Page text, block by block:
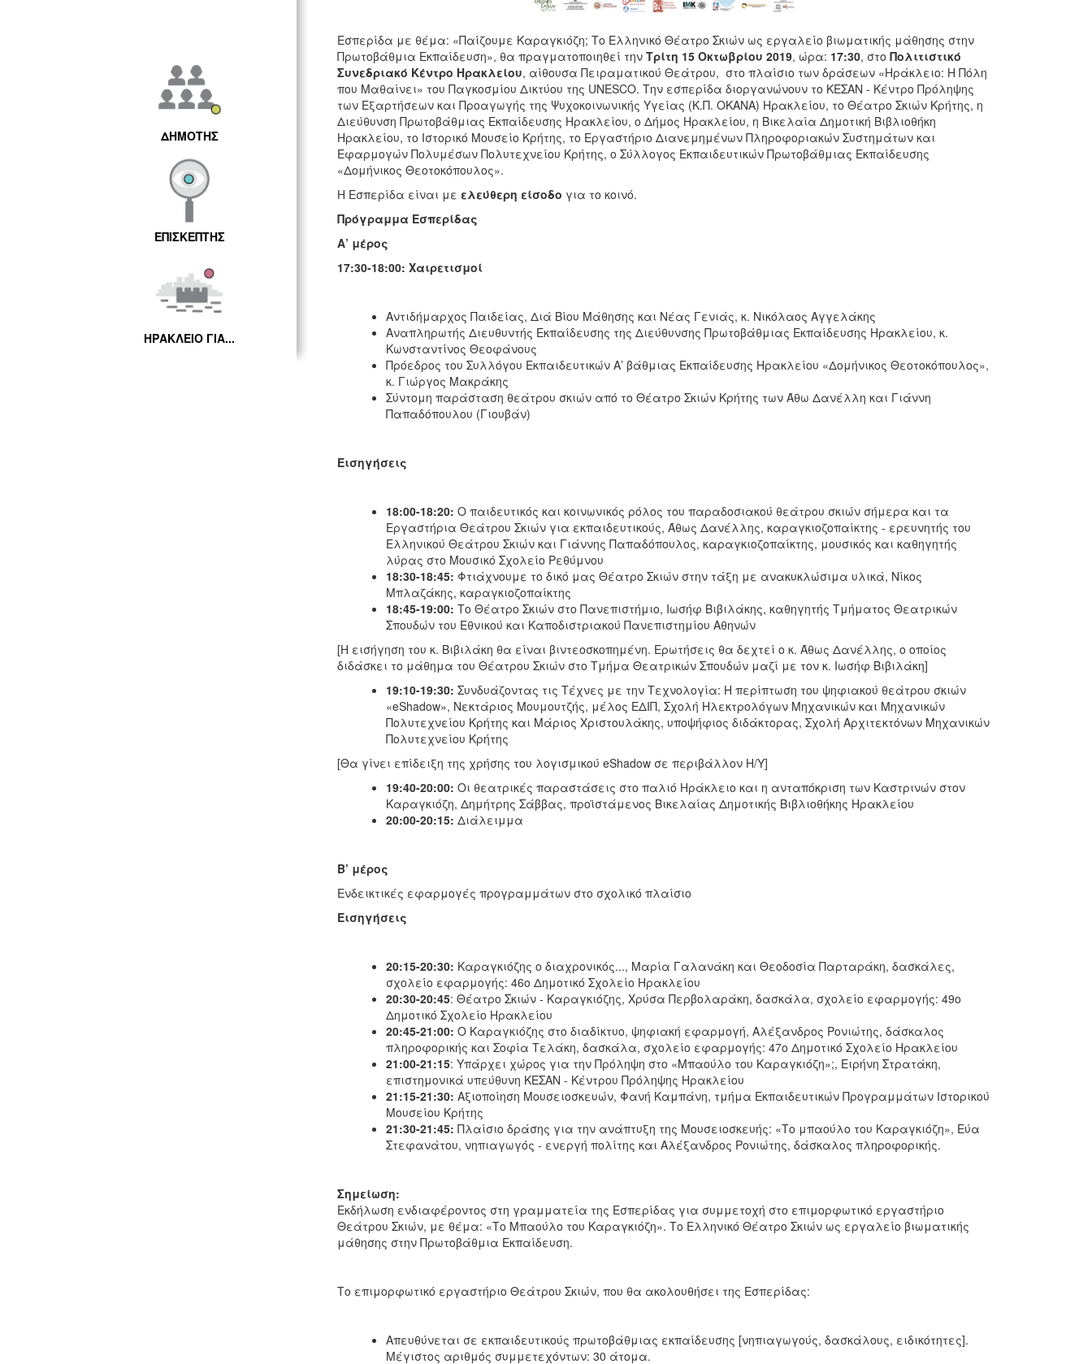
ΔΗΜΟΤΗΣ
ΕΠΙΣΚΕΠΤΗΣ
ΗΡΑΚΛΕΙΟ ΓΙΑ...
Εσπερίδα με θέμα: «Παίζουμε Καραγκιόζη; Το Ελληνικό Θέατρο Σκιών ως εργαλείο βιωματικής μάθησης στην
Πρωτοβάθμια Εκπαίδευση», θα πραγματοποιηθεί την Τρίτη 15 Οκτωβρίου 2019, ώρα: 17:30, στο Πολιτιστικό
Συνεδριακό Κέντρο Ηρακλείου, αίθουσα Πειραματικού Θεάτρου, στο πλαίσιο των δράσεων «Ηράκλειο: Η Πόλη
που Μαθαίνει» του Παγκοσμίου Δικτύου της UNESCO. Την εσπερίδα διοργανώνουν το ΚΕΣΑΝ - Κέντρο Πρόληψης
των Εξαρτήσεων και Προαγωγής της Ψυχοκοινωνικής Υγείας (Κ.Π. ΟΚΑΝΑ) Ηρακλείου, το Θέατρο Σκιών Κρήτης, η
Διεύθυνση Πρωτοβάθμιας Εκπαίδευσης Ηρακλείου, ο Δήμος Ηρακλείου, η Βικελαία Δημοτική Βιβλιοθήκη
Ηρακλείου, το Ιστορικό Μουσείο Κρήτης, το Εργαστήριο Διανεμημένων Πληροφοριακών Συστημάτων και
Εφαρμογών Πολυμέσων Πολυτεχνείου Κρήτης, ο Σύλλογος Εκπαιδευτικών Πρωτοβάθμιας Εκπαίδευσης
«Δομήνικος Θεοτοκόπουλος».
Η Εσπερίδα είναι με ελεύθερη είσοδο για το κοινό.
Πρόγραμμα Εσπερίδας
Α’ μέρος
17:30-18:00: Χαιρετισμοί
Αντιδήμαρχος Παιδείας, Διά Βίου Μάθησης και Νέας Γενιάς, κ. Νικόλαος Αγγελάκης
Αναπληρωτής Διευθυντής Εκπαίδευσης της Διεύθυνσης Πρωτοβάθμιας Εκπαίδευσης Ηρακλείου, κ.
Κωνσταντίνος Θεοφάνους
Πρόεδρος του Συλλόγου Εκπαιδευτικών Α’ βάθμιας Εκπαίδευσης Ηρακλείου «Δομήνικος Θεοτοκόπουλος»,
κ. Γιώργος Μακράκης
Σύντομη παράσταση θεάτρου σκιών από το Θέατρο Σκιών Κρήτης των Άθω Δανέλλη και Γιάννη
Παπαδόπουλου (Γιουβάν)
Εισηγήσεις
18:00-18:20: Ο παιδευτικός και κοινωνικός ρόλος του παραδοσιακού θεάτρου σκιών σήμερα και τα
Εργαστήρια Θεάτρου Σκιών για εκπαιδευτικούς, Άθως Δανέλλης, καραγκιοζοπαίκτης - ερευνητής του
Ελληνικού Θεάτρου Σκιών και Γιάννης Παπαδόπουλος, καραγκιοζοπαίκτης, μουσικός και καθηγητής
λύρας στο Μουσικό Σχολείο Ρεθύμνου
18:30-18:45: Φτιάχνουμε το δικό μας Θέατρο Σκιών στην τάξη με ανακυκλώσιμα υλικά, Νίκος
Μπλαζάκης, καραγκιοζοπαίκτης
18:45-19:00: Το Θέατρο Σκιών στο Πανεπιστήμιο, Ιωσήφ Βιβιλάκης, καθηγητής Τμήματος Θεατρικών
Σπουδών του Εθνικού και Καποδιστριακού Πανεπιστημίου Αθηνών
[Η εισήγηση του κ. Βιβιλάκη θα είναι βιντεοσκοπημένη. Ερωτήσεις θα δεχτεί ο κ. Άθως Δανέλλης, ο οποίος
διδάσκει το μάθημα του Θέατρου Σκιών στο Τμήμα Θεατρικών Σπουδών μαζί με τον κ. Ιωσήφ Βιβιλάκη]
19:10-19:30: Συνδυάζοντας τις Τέχνες με την Τεχνολογία: Η περίπτωση του ψηφιακού θεάτρου σκιών
«eShadow», Νεκτάριος Μουμουτζής, μέλος ΕΔΙΠ, Σχολή Ηλεκτρολόγων Μηχανικών και Μηχανικών
Πολυτεχνείου Κρήτης και Μάριος Χριστουλάκης, υποψήφιος διδάκτορας, Σχολή Αρχιτεκτόνων Μηχανικών
Πολυτεχνείου Κρήτης
[Θα γίνει επίδειξη της χρήσης του λογισμικού eShadow σε περιβάλλον Η/Υ]
19:40-20:00: Οι θεατρικές παραστάσεις στο παλιό Ηράκλειο και η ανταπόκριση των Καστρινών στον
Καραγκιόζη, Δημήτρης Σάββας, προϊστάμενος Βικελαίας Δημοτικής Βιβλιοθήκης Ηρακλείου
20:00-20:15: Διάλειμμα
Β’ μέρος
Ενδεικτικές εφαρμογές προγραμμάτων στο σχολικό πλαίσιο
Εισηγήσεις
20:15-20:30: Καραγκιόζης ο διαχρονικός..., Μαρία Γαλανάκη και Θεοδοσία Παρταράκη, δασκάλες,
σχολείο εφαρμογής: 46ο Δημοτικό Σχολείο Ηρακλείου
20:30-20:45: Θέατρο Σκιών - Καραγκιόζης, Χρύσα Περβολαράκη, δασκάλα, σχολείο εφαρμογής: 49ο
Δημοτικό Σχολείο Ηρακλείου
20:45-21:00: Ο Καραγκιόζης στο διαδίκτυο, ψηφιακή εφαρμογή, Αλέξανδρος Ρονιώτης, δάσκαλος
πληροφορικής και Σοφία Τελάκη, δασκάλα, σχολείο εφαρμογής: 47ο Δημοτικό Σχολείο Ηρακλείου
21:00-21:15: Υπάρχει χώρος για την Πρόληψη στο «Μπαούλο του Καραγκιόζη»;, Ειρήνη Στρατάκη,
επιστημονικά υπεύθυνη ΚΕΣΑΝ - Κέντρου Πρόληψης Ηρακλείου
21:15-21:30: Αξιοποίηση Μουσειοσκευών, Φανή Καμπάνη, τμήμα Εκπαιδευτικών Προγραμμάτων Ιστορικού
Μουσείου Κρήτης
21:30-21:45: Πλαίσιο δράσης για την ανάπτυξη της Μουσειοσκευής: «Το μπαούλο του Καραγκιόζη», Εύα
Στεφανάτου, νηπιαγωγός - ενεργή πολίτης και Αλέξανδρος Ρονιώτης, δάσκαλος πληροφορικής.
Σημείωση:
Εκδήλωση ενδιαφέροντος στη γραμματεία της Εσπερίδας για συμμετοχή στο επιμορφωτικό εργαστήριο
Θεάτρου Σκιών, με θέμα: «Το Μπαούλο του Καραγκιόζη». Το Ελληνικό Θέατρο Σκιών ως εργαλείο βιωματικής
μάθησης στην Πρωτοβάθμια Εκπαίδευση.
Το επιμορφωτικό εργαστήριο Θεάτρου Σκιών, που θα ακολουθήσει της Εσπερίδας:
Απευθύνεται σε εκπαιδευτικούς πρωτοβάθμιας εκπαίδευσης [νηπιαγωγούς, δασκάλους, ειδικότητες].
Μέγιστος αριθμός συμμετεχόντων: 30 άτομα.